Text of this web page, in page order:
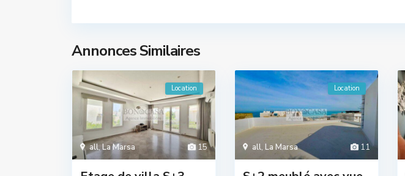
Annonces Similaires
15
all,La Marsa
Location
11
all, La Marsa
Location